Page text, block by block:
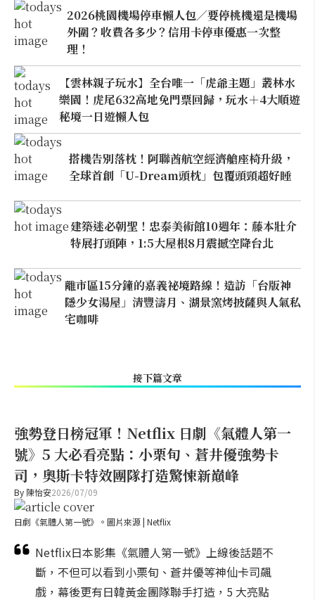
2026桃園機場停車懶人包／要停桃機還是機場
外圍？收費各多少？信用卡停車優惠一次整
理！
【雲林親子玩水】全台唯一「虎爺主題」叢林水
樂園！虎尾632高地免門票回歸，玩水＋4大順遊
秘境一日遊懶人包
搭機告別落枕！阿聯酋航空經濟艙座椅升級，
全球首創「U-Dream頭枕」包覆頭頸超好睡
建築迷必朝聖！忠泰美術館10週年：藤本壯介
特展打頭陣，1:5大屋根8月震撼空降台北
離市區15分鐘的嘉義祕境路線！造訪「台版神
隱少女湯屋」清豐濤月、湖景窯烤披薩與人氣私
宅咖啡
接下篇文章
強勢登日榜冠軍！Netflix 日劇《氣體人第一
號》5 大必看亮點：小栗旬、蒼井優強勢卡
司，奧斯卡特效團隊打造驚悚新巔峰
By 陳怡安2026/07/09
日劇《氣體人第一號》。圖片來源 | Netflix
Netflix日本影集《氣體人第一號》上線後話題不
斷，不但可以看到小栗旬、蒼井優等神仙卡司飆
戲，幕後更有日韓黃金團隊聯手打造，5 大亮點